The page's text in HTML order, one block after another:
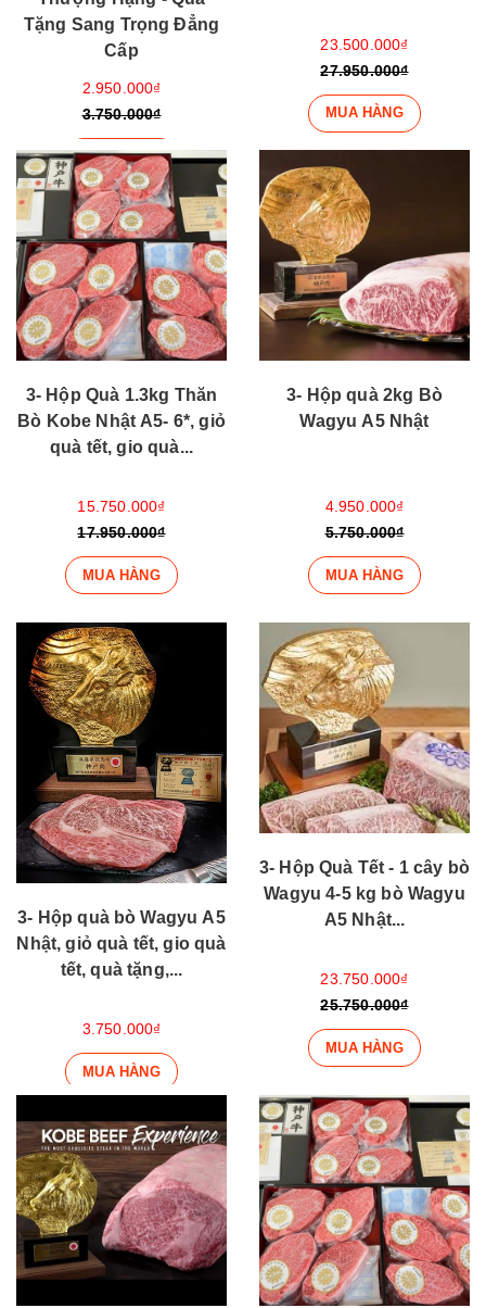
Tặng Sang Trọng Đẳng
Cấp
2.950.000₫
3.750.000₫
MUA HÀNG
23.500.000₫
27.950.000₫
MUA HÀNG
3- Hộp Quà 1.3kg Thăn
Bò Kobe Nhật A5- 6*, giỏ
quà tết, gio quà...
15.750.000₫
17.950.000₫
MUA HÀNG
3- Hộp quà 2kg Bò
Wagyu A5 Nhật
4.950.000₫
5.750.000₫
MUA HÀNG
3- Hộp quà bò Wagyu A5
Nhật, giỏ quà tết, gio quà
tết, quà tặng,...
3.750.000₫
MUA HÀNG
3- Hộp Quà Tết - 1 cây bò
Wagyu 4-5 kg bò Wagyu
A5 Nhật...
23.750.000₫
25.750.000₫
MUA HÀNG